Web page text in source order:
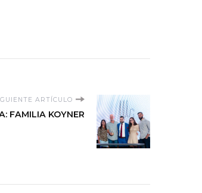
ARTÍCULO
FAMILIA KOYNER